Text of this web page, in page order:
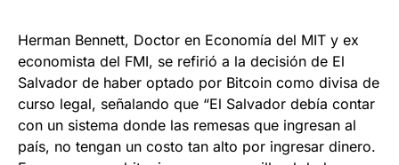
Herman Bennett, Doctor en Economía del MIT y ex
economista del FMI, se refirió a la decisión de El
Salvador de haber optado por Bitcoin como divisa de
curso legal, señalando que “El Salvador debía contar
con un sistema donde las remesas que ingresan al
país, no tengan un costo tan alto por ingresar dinero.